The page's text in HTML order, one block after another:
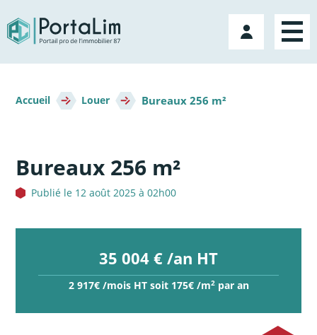
directement
au
contenu
Mon
compte
d'Ariane
Accueil Louer Bureaux 256 m²
Bureaux 256 m²
Publié le 12 août 2025 à 02h00
35 004 € /an HT
2 917€ /mois HT soit 175€ /m2par an